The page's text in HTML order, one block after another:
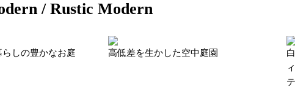
/ Rustic Modern
しの豊かなお庭 高低差を生かした空中庭園